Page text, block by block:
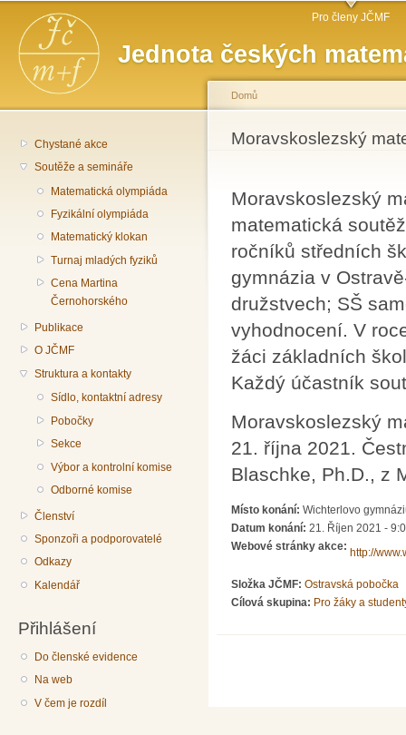
Jednota českých
Hlavní menu Pro členy JČMF
Chystané akce
Soutěže a semináře
Matematická olympiáda
Fyzikální olympiáda
Matematický klokan
Turnaj mladých fyziků
Cena Martina
Černohorského
Publikace
O JČMF
Struktura a kontakty
Sídlo, kontaktní adresy
Pobočky
Sekce
Výbor a kontrolní komise
Odborné komise
Členství
Sponzoři a podporovatelé
Odkazy
Kalendář
Přihlášení
Do členské evidence
Na web
V čem je rozdíl
Jste zde
Domů
Moravskoslezský
Moravskoslezský
matematická
ročníků středních
gymnázia v
družstvech; SŠ
vyhodnocení. V
žáci základních
Každý účastník
Moravskoslezský
21. října 2021.
Blaschke, Ph.D., z
Místo konání: Wichterlovo
Datum konání: 21. Říjen 2021 -
Webové stránky akce:
http://
Složka JČMF: Ostravská pobočka
Cílová skupina: Pro žáky a